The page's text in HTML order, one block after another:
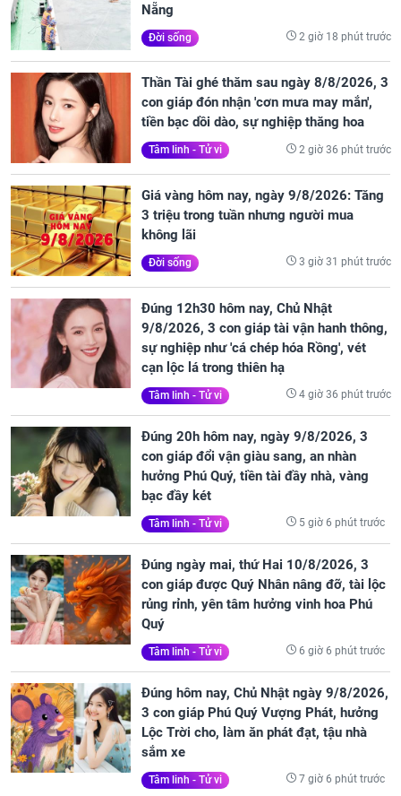
Nẵng
Đời sống 2 giờ 18 phút trước
Thần Tài ghé thăm sau ngày 8/8/2026, 3
con giáp đón nhận 'cơn mưa may mắn',
tiền bạc dồi dào, sự nghiệp thăng hoa
Tâm linh - Tử vi 2 giờ 36 phút trước
Giá vàng hôm nay, ngày 9/8/2026: Tăng
3 triệu trong tuần nhưng người mua
không lãi
Đời sống 3 giờ 31 phút trước
Đúng 12h30 hôm nay, Chủ Nhật
9/8/2026, 3 con giáp tài vận hanh thông,
sự nghiệp như 'cá chép hóa Rồng', vét
cạn lộc lá trong thiên hạ
Tâm linh - Tử vi 4 giờ 36 phút trước
Đúng 20h hôm nay, ngày 9/8/2026, 3
con giáp đổi vận giàu sang, an nhàn
hưởng Phú Quý, tiền tài đầy nhà, vàng
bạc đầy két
Tâm linh - Tử vi 5 giờ 6 phút trước
Đúng ngày mai, thứ Hai 10/8/2026, 3
con giáp được Quý Nhân nâng đỡ, tài lộc
rủng rỉnh, yên tâm hưởng vinh hoa Phú
Quý
Tâm linh - Tử vi 6 giờ 6 phút trước
Đúng hôm nay, Chủ Nhật ngày 9/8/2026,
3 con giáp Phú Quý Vượng Phát, hưởng
Lộc Trời cho, làm ăn phát đạt, tậu nhà
sắm xe
Tâm linh - Tử vi 7 giờ 6 phút trước